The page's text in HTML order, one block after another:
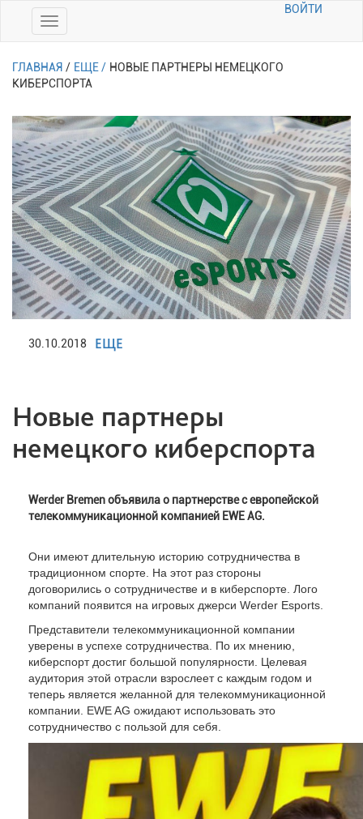
ВОЙТИ
ГЛАВНАЯ / ЕЩЕ / НОВЫЕ ПАРТНЕРЫ НЕМЕЦКОГО
КИБЕРСПОРТА
30.10.2018 ЕЩЕ
Новые партнеры
немецкого киберспорта
Werder Bremen объявила о партнерстве с европейской
телекоммуникационной компанией EWE AG.
Они имеют длительную историю сотрудничества в
традиционном спорте. На этот раз стороны
договорились о сотрудничестве и в киберспорте. Лого
компаний появится на игровых джерси Werder Esports.
Представители телекоммуникационной компании
уверены в успехе сотрудничества. По их мнению,
киберспорт достиг большой популярности. Целевая
аудитория этой отрасли взрослеет с каждым годом и
теперь является желанной для телекоммуникационной
компании. EWE AG ожидают использовать это
сотрудничество с пользой для себя.